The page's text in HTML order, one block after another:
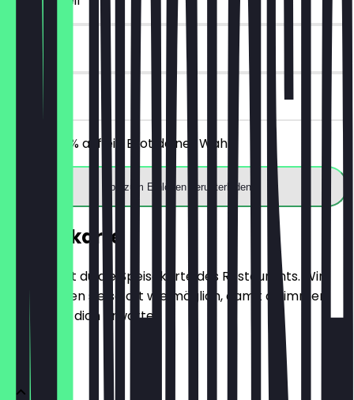
14 Tage
vor Ort
Erhalte 30% auf ein Brot deiner Wahl.
App zum Einlösen herunterladen
Speisekarte
Hier findest du die Speisekarte des Restaurants. Wir
aktualisieren sie so oft wie möglich, damit du immer
weißt, was dich erwartet.
BRÖTCHEN